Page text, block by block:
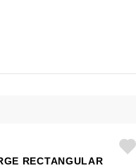
RECTANGULAR